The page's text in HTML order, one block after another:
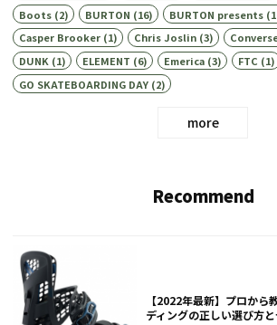
Boots(2) BURTON (16) BURTON presents
Casper Brooker(1) Chris Joslin(3)
DUNK (1) ELEMENT (6) Emerica(3) FTC (1)
GO SKATEBOARDING DAY(2)
more
Recommend
【2022年最新】プロから
ディングの正しい選び方